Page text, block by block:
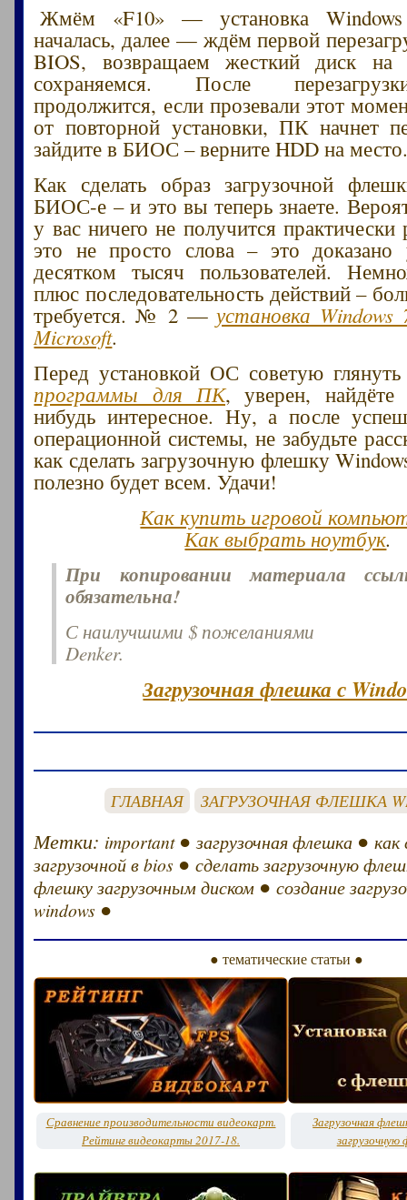
Жмём «F10» — установка
началась, далее — ждём первой
BIOS, возвращаем жесткий диск на
сохраняемся. После
продолжится, если прозевали этот
от повторной установки, ПК начнет
зайдите в БИОС – верните HDD на
Как сделать образ загрузочной
БИОС-е – и это вы теперь знаете.
у вас ничего не получится
это не просто слова – это
десятком тысяч пользователей.
плюс последовательность действий –
требуется. № 2 —установка
Microsoft.
Перед установкой ОС советую
программы для ПК, уверен,
нибудь интересное. Ну, а после
операционной системы, не забудьте
как сделать загрузочную флешку
полезно будет всем. Удачи!
Как купить игровой
Как выбрать ноутбук.
При копировании материала
обязательна!
С наилучшими $ пожеланиями
Denker.
Загрузочная флешка с
ГЛАВНАЯ ЗАГРУЗОЧНАЯ ФЛЕШКА
Метки: important ●загрузочная флешка ●как
загрузочной в bios ●сделать загрузочную
флешку загрузочным диском ●создание
windows ●
● тематические статьи ●
Сравнение производительности видеокарт.
Рейтинг видеокарты 2017-18.
Загрузочная